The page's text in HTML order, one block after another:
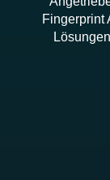
Fingerprint